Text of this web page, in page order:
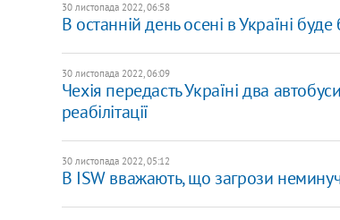
30 листопада 2022, 06:58
В останній день осені в Україні буде
30 листопада 2022, 06:09
Чехія передасть Україні два
реабілітації
30 листопада 2022, 05:12
В ISW вважають, що загрози